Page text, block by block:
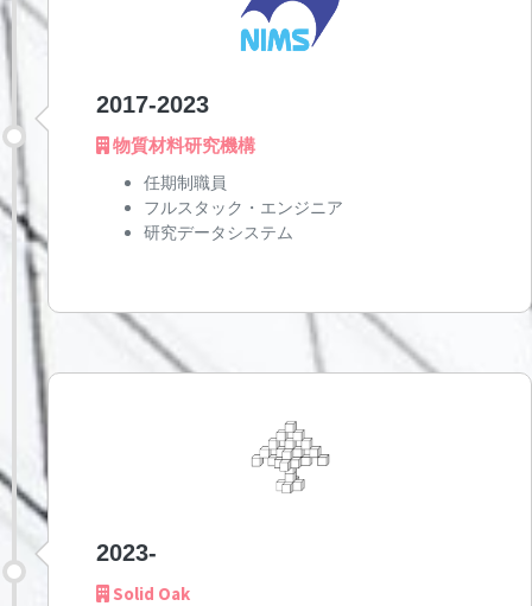
2017-2023
物質材料研究機構
任期制職員
フルスタック・エンジニア
研究データシステム
2023-
Solid Oak